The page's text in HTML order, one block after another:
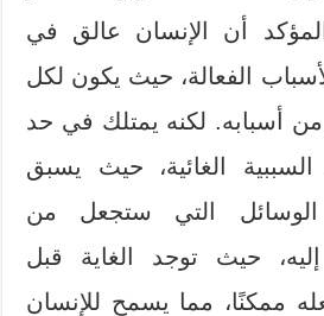
أن الإنسان عالق في
الفعالة، حيث يكون لكل
أسبابه. لكنه يمتلك في حد
الغائية، حيث يسبق
الوسائل التي ستجعل من
حيث توجد الغاية قبل
ممكنًا، مما يسمح للإنسان